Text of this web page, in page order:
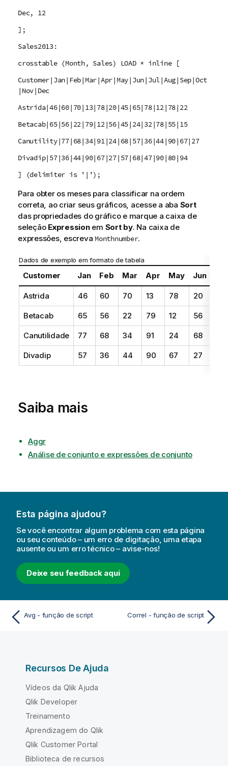
Dec, 12
];
Sales2013:
crosstable (Month, Sales) LOAD * inline [
Customer|Jan|Feb|Mar|Apr|May|Jun|Jul|Aug|Sep|Oct
|Nov|Dec
Astrida|46|60|70|13|78|20|45|65|78|12|78|22
Betacab|65|56|22|79|12|56|45|24|32|78|55|15
Canutility|77|68|34|91|24|68|57|36|44|90|67|27
Divadip|57|36|44|90|67|27|57|68|47|90|80|94
] (delimiter is '|');
Para obter os meses para classificar na ordem
correta, ao criar seus gráficos, acesse a aba Sort
das propriedades do gráfico e marque a caixa de
seleção Expressionem Sort by. Na caixa de
expressões, escreva Monthnumber.
Dados de exemplo em formato de tabela
Customer Jan Feb Mar Apr May Jun
Astrida 46 60 70 13 78 20
Betacab 65 56 22 79 12 56
Canutilidade 77 68 34 91 24 68
Divadip 57 36 44 90 67 27
Saiba mais
Aggr
Análise de conjunto e expressões de conjunto
Esta página ajudou?
Se você encontrar algum problema com esta página
ou seu conteúdo – um erro de digitação, uma etapa
ausente ou um erro técnico – avise-nos!
Deixe seu feedback aqui
Avg - função de script Correl - função de script
Recursos De Ajuda
Vídeos da Qlik Ajuda
Qlik Developer
Treinamento
Aprendizagem do Qlik
Qlik Customer Portal
Biblioteca de recursos